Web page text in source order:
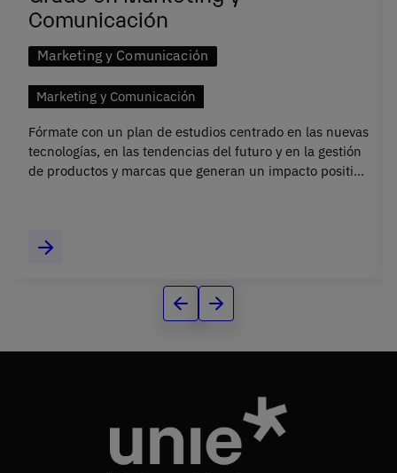
Comunicación
Marketing y Comunicación
Marketing y Comunicación
Fórmate con un plan de estudios centrado en las nuevas
tecnologías, en las tendencias del futuro y en la gestión
de productos y marcas que generan un impacto positivo